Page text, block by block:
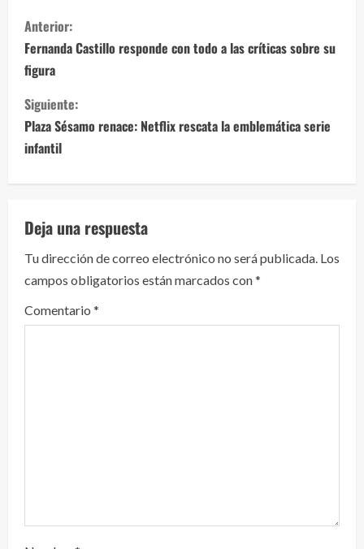
S
i
g
u
e
l
e
y
e
n
Anterior:
Fernanda Castillo responde con todo a las críticas sobre su
figura
Siguiente:
Plaza Sésamo renace: Netflix rescata la emblemática serie
infantil
Deja una respuesta
Tu dirección de correo electrónico no será publicada. Los
campos obligatorios están marcados con*
Comentario *